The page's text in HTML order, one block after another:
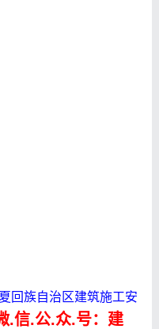
回族自治区建筑施工安
.信.公.众.号：建